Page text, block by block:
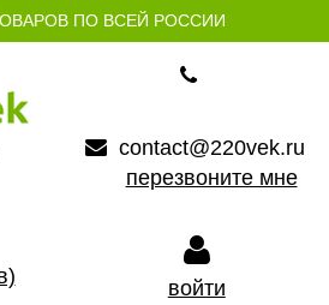
ПО ВСЕЙ РОССИИ
contact@220vek.ru
перезвоните мне
войти